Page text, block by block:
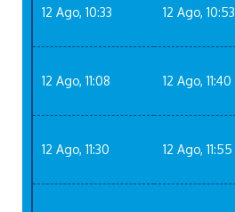
12 Ago, 10:33 12 Ago, 10:53
12 Ago, 11:08 12 Ago, 11:40
12 Ago, 11:30 12 Ago, 11:55